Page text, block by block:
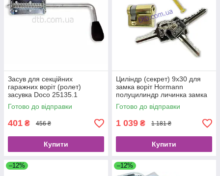
Засув для секційних
гаражних воріт (ролет)
засувка Doco 25135.1
Готово до відправки
401 ₴ 456 ₴
Купити
Циліндр (секрет) 9х30 для
замка воріт Hormann
полуцилиндр личинка замка
ригельного аналог 3091449
Готово до відправки
1 039 ₴ 1 181 ₴
Купити
–12% –12%